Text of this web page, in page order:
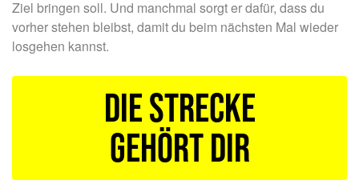
Ziel bringen soll. Und manchmal sorgt er dafür, dass du
vorher stehen bleibst, damit du beim nächsten Mal wieder
losgehen kannst.
Die Strecke
gehört dir